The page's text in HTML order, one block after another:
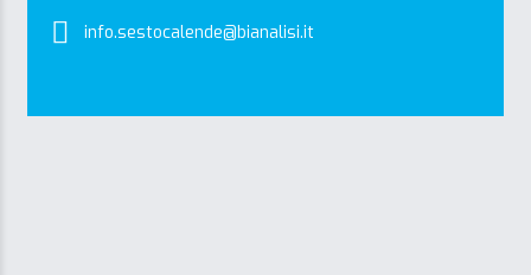
info.sestocalende@bianalisi.it